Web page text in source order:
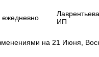
ежедневно
ИП
на 21 Июня,